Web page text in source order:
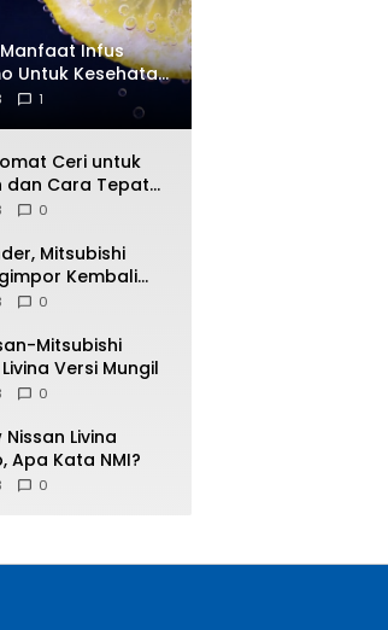
Infus
Untuk Kesehatan
1
Ceri untuk
dan Cara Tepat
0
Mitsubishi
Kembali
0
Mitsubishi
Versi Mungil
0
Nissan Livina
Apa Kata NMI?
0